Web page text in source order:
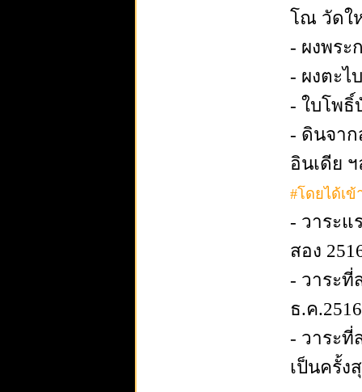
โณ วัดใ
- ผงพระ
- ผงตะไ
- ใบโพธิ์
- ดินจา
อินเดีย
#โดยได้เ
- วาระแ
สอง
- วาระที่
ธ.ค
- วาระที่
เป็นครั้ง